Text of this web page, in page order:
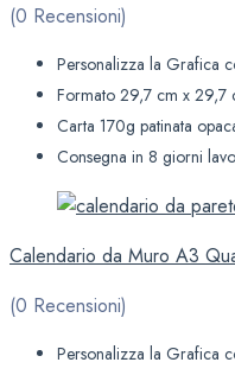
(0 Recensioni)
Personalizza la Grafica
Formato 29,7 cm x 29,7
Carta 170g patinata
Consegna in 8 giorni
Calendario da Muro A3
(0 Recensioni)
Personalizza la Grafica